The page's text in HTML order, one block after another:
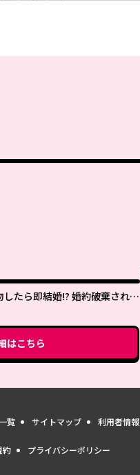
したら即結婚!? 婚約破棄された
はこちら
覧 サイトマップ 利用者情
約 プライバシーポリシー